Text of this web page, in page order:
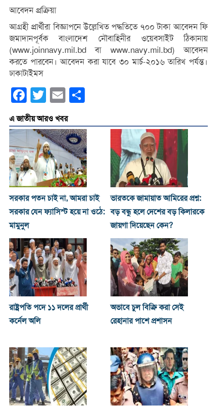
আবেদন প্রক্রিয়া
আগ্রহী প্রার্থীরা বিজ্ঞাপনে উল্লেখিত পদ্ধতিতে ৭০০ টাকা আবেদন ফি
জমাদানপূর্বক বাংলাদেশ নৌবাহিনীর ওয়েবসাইট ঠিকানায়
(www.joinnavy.mil.bd বা www.navy.mil.bd) আবেদন
করতে পারবেন। আবেদন করা যাবে ৩০ মার্চ-২০১৬ তারিখ পর্যন্ত।
ঢাকাটাইমস
Facebook
Twitter Email
এ জাতীয় আরও খবর
সরকার পতন চাই না, আমরা চাই
সরকার যেন ফ্যাসিস্ট হয়ে না ওঠে:
মামুনুল
ভারতকে জামায়াত আমিরের প্রশ্ন:
বড় বন্ধু হলে দেশের বড় কিলারকে
জায়গা দিয়েছেন কেন?
রাষ্ট্রপতি পদে ১১ দলের প্রার্থী
কর্নেল অলি
অভাবে চুল বিক্রি করা সেই
রেহানার পাশে প্রশাসন